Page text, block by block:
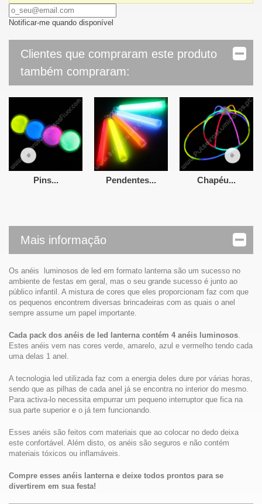
Notificar-me quando disponível
Clientes que compraram este produto
também compraram:
Pins... Pendentes... Chapéu...
Mais informação
Os anéis luminosos de led em formato lanterna são um sucesso no
ambiente de festas em geral, mas o seu grande sucesso é junto ao
público infantil. A mistura de cores que eles proporcionam faz com que
os pequenos encontrem diversas brincadeiras com as quais o anel
sempre assume um papel importante.
Cada pack dos anéis de led lanterna contém 4 anéis luminosos.
Estes anéis vem nas cores verde, amarelo, azul e vermelho tendo cada
uma delas 1 anel.
A tecnologia led utilizada faz com a energia deles dure por várias horas,
sendo que as pilhas de cada anel já se encontra no interior do mesmo.
Para activa-lo necessita empurrar um pequeno interruptor que fica na
sua parte superior e o já tem funcionando.
Esses anéis são feitos com materiais que ao colocar no dedo deixa
este confortável. Além disto, os anéis são seguros e não contém
materiais tóxicos ou inflamáveis.
Compre esses anéis lanterna e deixe todos prontos para se
divertirem em sua festa!